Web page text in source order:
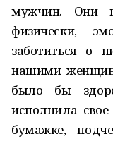
мужчин. Они
физически,
заботиться о
нашими
было бы
исполнила
бумажке, –